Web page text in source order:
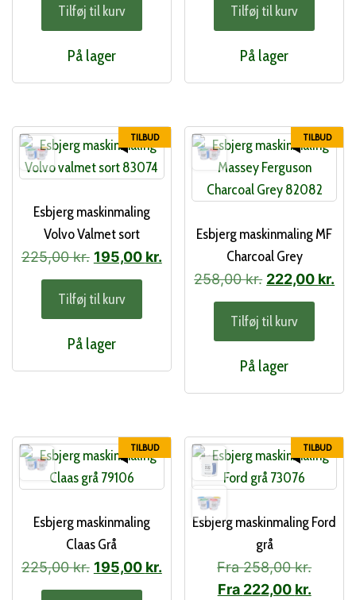
pris
var:
207,00 kr..
Tilføj til kurv
På lager
pris
var:
258,00 kr..
Tilføj til kurv
På lager
TILBUD
Esbjerg maskinmaling
Volvo Valmet sort
225,00kr. Den
oprindelige
pris
var:
225,00 kr..
195,00 kr.Den
aktuelle
195,00 kr..
Tilføj til kurv
På lager
TILBUD
Esbjerg maskinmaling MF
Charcoal Grey
258,00kr. Den
oprindelige
pris
var:
258,00 kr..
222,00 kr.
Tilføj til kurv
På lager
TILBUD
Esbjerg maskinmaling
Claas Grå
225,00kr. Den
oprindelige
195,00 kr.Den
TILBUD
Esbjerg maskinmaling Ford
grå
Fra258,00kr.
Fra 222,00 kr.